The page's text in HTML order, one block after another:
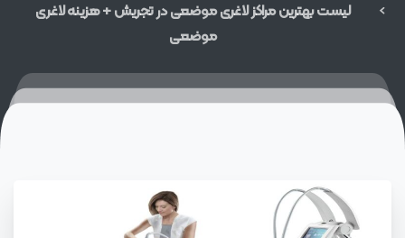
لیست بهترین مراکز لاغری موضعی در تجریش + هزینه لاغری
موضعی